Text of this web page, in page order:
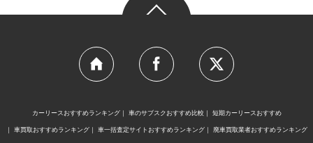
カーリースおすすめランキング 車のサブスクおすすめ比較 短期カーリースおすすめ
車買取おすすめランキング 車一括査定サイトおすすめランキング 廃車買取業者おすすめランキング